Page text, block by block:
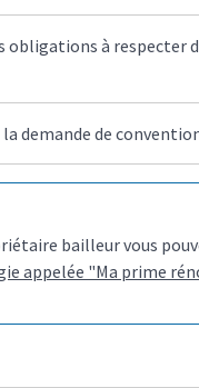
obligations à respecter
demande de
bailleur vous
appelée "Ma prime